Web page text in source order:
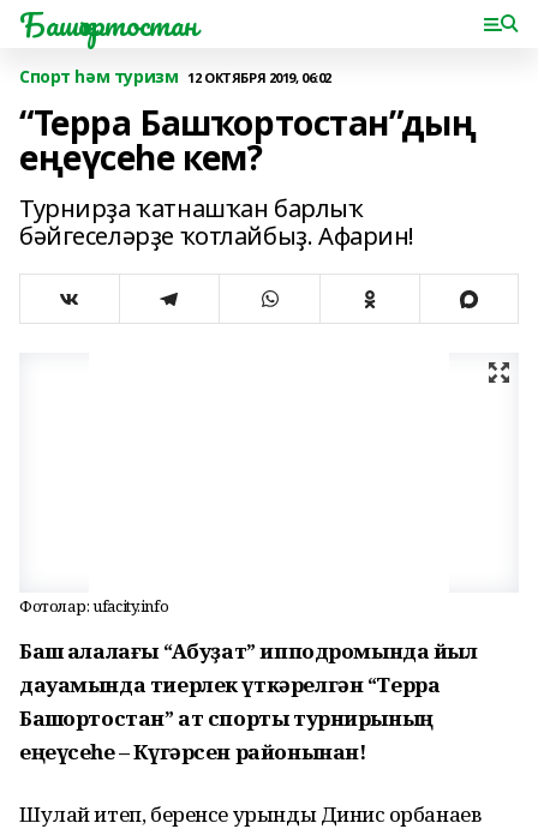
Башҡортостан
Спорт һәм туризм 12 ОКТЯБРЯ 2019, 06:02
“Терра Башҡортостан”дың
еңеүсеһе кем?
Турнирҙа ҡатнашҡан барлыҡ
бәйгеселәрҙе ҡотлайбыҙ. Афарин!
Фотолар: ufacity.info
Баш ҡалалағы “Аҡбуҙат” ипподромында йыл
дауамында тиерлек үткәрелгән “Терра
Башҡортостан” ат спорты турнирының
еңеүсеһе – Күгәрсен районынан!
Шулай итеп, беренсе урынды Динис Ҡорбанаев